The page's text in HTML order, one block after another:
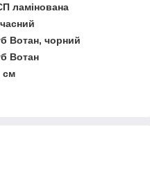
ламінована
Вотан, чорний
Вотан
см